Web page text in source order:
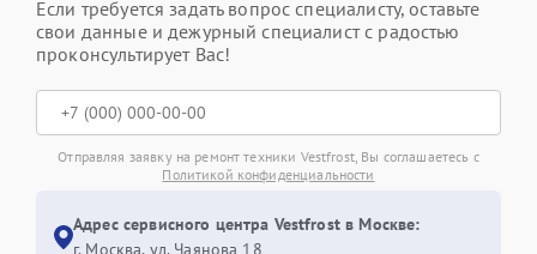
Если требуется задать вопрос специалисту, оставьте
свои данные и дежурный специалист с радостью
проконсультирует Вас!
Отправляя заявку на ремонт техники Vestfrost, Вы соглашаетесь с
Политикой конфиденциальности
Адрес сервисного центра Vestfrost в Москве:
г. Москва, ул. Чаянова 18